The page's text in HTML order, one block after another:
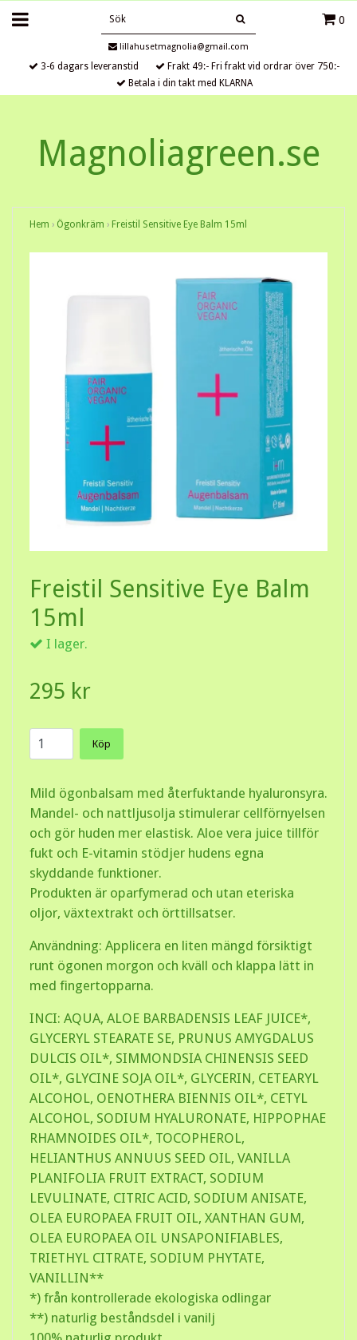
0
lillahusetmagnolia@gmail.com
3-6 dagars leveranstid
Frakt 49:- Fri frakt vid ordrar över 750:-
Betala i din takt med KLARNA
Magnoliagreen.se
Hem › Ögonkräm › Freistil Sensitive Eye Balm 15ml
Freistil Sensitive Eye Balm
15ml
I lager.
295 kr
Köp
Mild ögonbalsam med återfuktande hyaluronsyra.
Mandel- och nattljusolja stimulerar cellförnyelsen
och gör huden mer elastisk. Aloe vera juice tillför
fukt och E-vitamin stödjer hudens egna
skyddande funktioner.
Produkten är oparfymerad och utan eteriska
oljor, växtextrakt och örttillsatser.
Användning: Applicera en liten mängd försiktigt
runt ögonen morgon och kväll och klappa lätt in
med fingertopparna.
INCI: AQUA, ALOE BARBADENSIS LEAF JUICE*,
GLYCERYL STEARATE SE, PRUNUS AMYGDALUS
DULCIS OIL*, SIMMONDSIA CHINENSIS SEED
OIL*, GLYCINE SOJA OIL*, GLYCERIN, CETEARYL
ALCOHOL, OENOTHERA BIENNIS OIL*, CETYL
ALCOHOL, SODIUM HYALURONATE, HIPPOPHAE
RHAMNOIDES OIL*, TOCOPHEROL,
HELIANTHUS ANNUUS SEED OIL, VANILLA
PLANIFOLIA FRUIT EXTRACT, SODIUM
LEVULINATE, CITRIC ACID, SODIUM ANISATE,
OLEA EUROPAEA FRUIT OIL, XANTHAN GUM,
OLEA EUROPAEA OIL UNSAPONIFIABLES,
TRIETHYL CITRATE, SODIUM PHYTATE,
VANILLIN**
*) från kontrollerade ekologiska odlingar
**) naturlig beståndsdel i vanilj